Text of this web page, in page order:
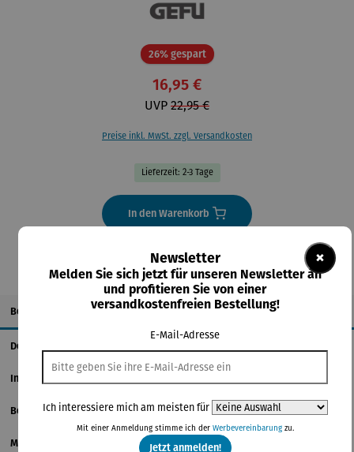
26% gespartRabatt
16,95 €
UVP 22,95 €
Preise inkl. MwSt. zzgl. Versandkosten
Lieferzeit: 2-3 Tage
In den Warenkorb
Beschreibung
Details
Informationen zum Hersteller
Bewertungen
Magazinbeitrag
×
Newsletter
Melden Sie sich jetzt für unseren Newsletter an
und profitieren Sie von einer
versandkostenfreien Bestellung!
E-Mail-Adresse
Ich interessiere mich am meisten für
Mit einer Anmeldung stimme ich der Werbevereinbarungzu.
Jetzt anmelden!